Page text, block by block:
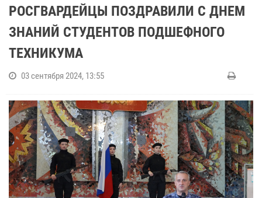
РОСГВАРДЕЙЦЫ ПОЗДРАВИЛИ С ДНЕМ
ЗНАНИЙ СТУДЕНТОВ ПОДШЕФНОГО
ТЕХНИКУМА
03 сентября 2024, 13:55